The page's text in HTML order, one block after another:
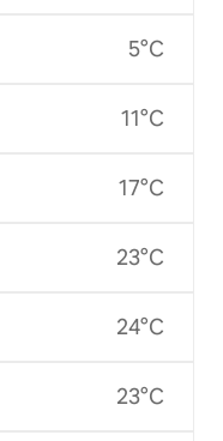
5°C
11°C
17°C
23°C
24°C
23°C